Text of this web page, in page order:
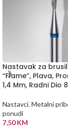
Nastavak za
“Flame”, Plava,
1,4 Mm, Radni Dio
Nastavci, Metalni
ponudi
7,50KM